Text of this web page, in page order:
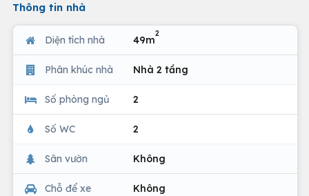
Thông tin nhà
Diện tích nhà 49m
2
Phân khúc nhà Nhà 2 tầng
Số phòng ngủ 2
Số WC 2
Sân vườn Không
Chỗ để xe Không